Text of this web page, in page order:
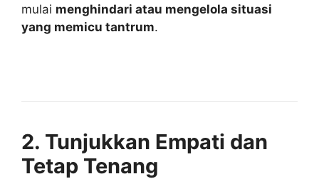
mulai menghindari atau mengelola situasi
yang memicu tantrum.
2. Tunjukkan Empati dan
Tetap Tenang